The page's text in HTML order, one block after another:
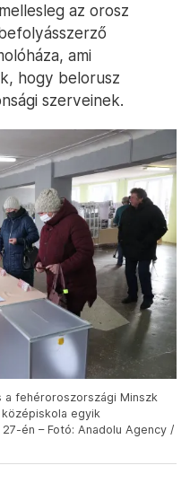
az orosz
ami
hogy belorusz
szerveinek.
a fehéroroszországi Minszk
egyik
én – Fotó: Anadolu Agency /